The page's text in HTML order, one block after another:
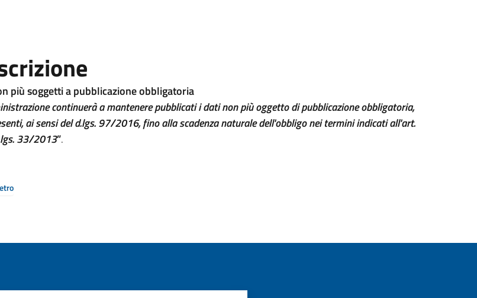
più soggetti a pubblicazione obbligatoria
continuerà a mantenere pubblicati i dati non più oggetto di pubblicazione obbligatoria,
ai sensi del d.lgs. 97/2016, fino alla scadenza naturale dell'obbligo nei termini indicati all'art.
33/2013”.